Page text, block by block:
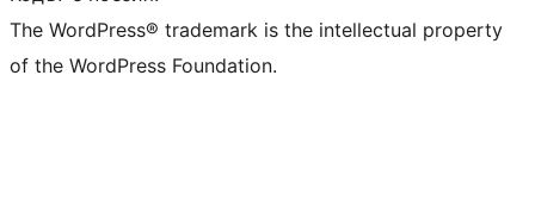
The WordPress® trademark is the intellectual property
of the WordPress Foundation.